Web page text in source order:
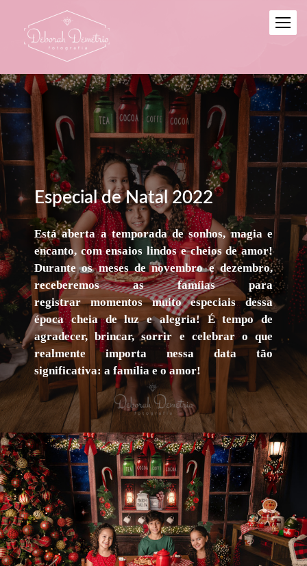
Especial de Natal2022
Está aberta a temporada de sonhos, magia e
encanto, com ensaios lindos e cheios de amor!
Durante os meses de novembro e dezembro,
receberemos as famíias para
registrarmomentos muito especiais dessa
época cheia de luz e alegria! É tempo de
agradecer, brincar, sorrir e celebrar o que
realmente importa nessa data tão
significativa: a família e o amor!